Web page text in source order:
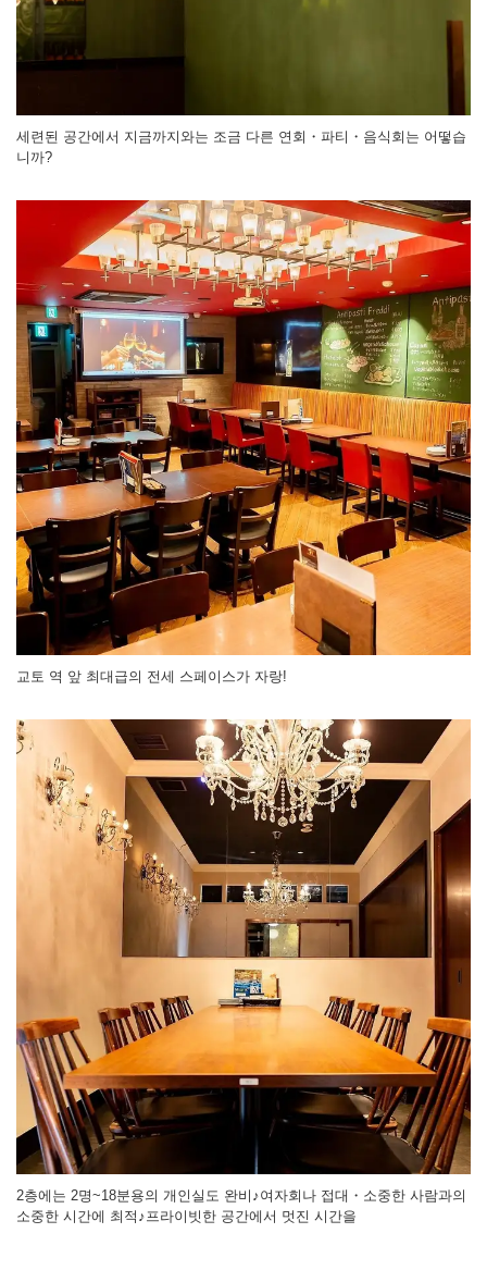
세련된 공간에서 지금까지와는 조금 다른 연회・파티・음식회는 어떻습
니까?
교토 역 앞 최대급의 전세 스페이스가 자랑!
2층에는 2명~18분용의 개인실도 완비♪여자회나 접대・소중한 사람과의
소중한 시간에 최적♪프라이빗한 공간에서 멋진 시간을